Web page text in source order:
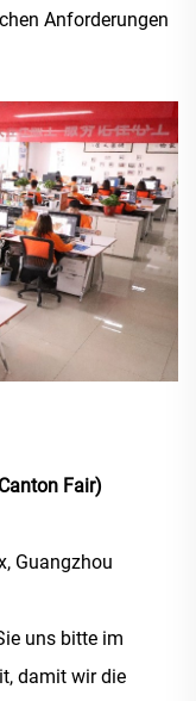
Anforderungen
Fair)
Guangzhou
uns bitte im
damit wir die